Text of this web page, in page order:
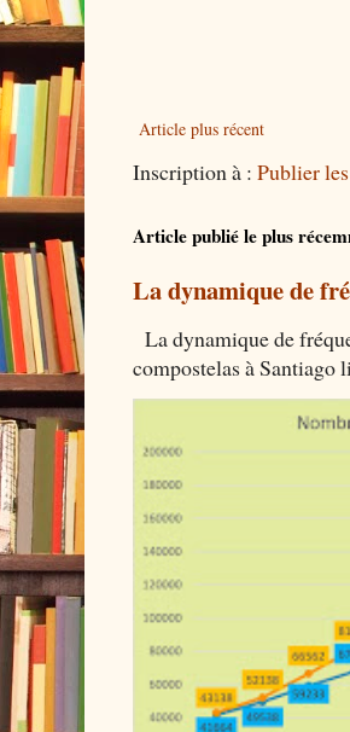
Article plus récent
Inscription à : Publier
Article publié le plus
La dynamique de
La dynamique de
compostelas à Santiago